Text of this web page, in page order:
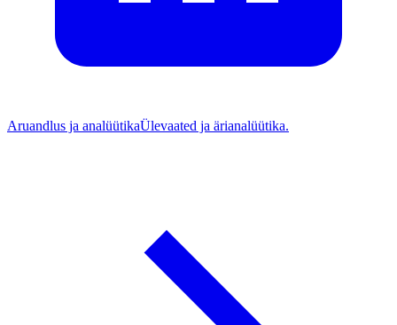
Aruandlus ja analüütikaÜlevaated ja ärianalüütika.